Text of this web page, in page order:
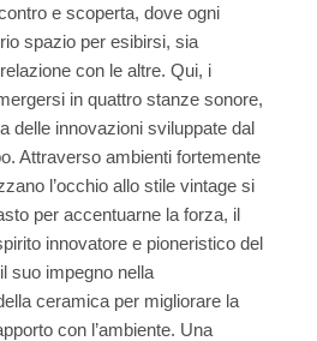
e scoperta, dove ogni
spazio per esibirsi, sia
con le altre. Qui, i
in quattro stanze sonore,
delle innovazioni sviluppate dal
Attraverso ambienti fortemente
l’occhio allo stile vintage si
per accentuarne la forza, il
innovatore e pioneristico del
suo impegno nella
ceramica per migliorare la
con l’ambiente. Una